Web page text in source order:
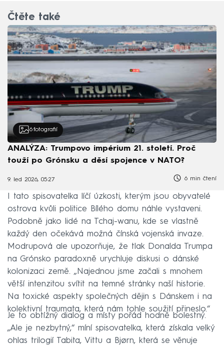
Čtěte také
6 fotografií
ANALÝZA: Trumpovo impérium 21. století. Proč
touží po Grónsku a děsí spojence v NATO?
9. led 2026, 05:27 6 min čtení
I tato spisovatelka líčí úzkosti, kterým jsou obyvatelé
ostrova kvůli politice Bílého domu náhle vystaveni.
Podobně jako lidé na Tchaj-wanu, kde se vlastně
každý den očekává možná čínská vojenská invaze.
Modrupová ale upozorňuje, že tlak Donalda Trumpa
na Grónsko paradoxně urychluje diskusi o dánské
kolonizaci země. „Najednou jsme začali s mnohem
větší intenzitou svítit na temné stránky naší historie.
Na toxické aspekty společných dějin s Dánskem i na
kolektivní traumata, která nám tohle soužití přineslo.“
Je to obtížný dialog a místy pořád hodně bolestný.
„Ale je nezbytný,“ míní spisovatelka, která získala velký
ohlas trilogií Tabita, Vittu a Bjørn, která se věnuje